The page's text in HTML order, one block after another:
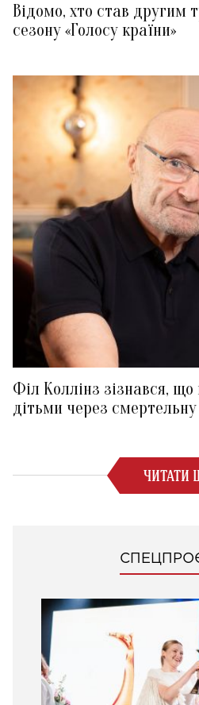
Відомо, хто став другим
сезону «Голосу країни»
Філ Коллінз зізнався,
дітьми через
ЧИТАТИ